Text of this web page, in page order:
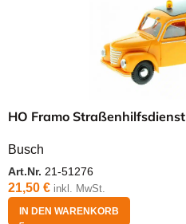
HO Framo Straßenhilfsdienst
Busch
Art.Nr. 21-51276
21,50 € inkl. MwSt.
IN DEN WARENKORB